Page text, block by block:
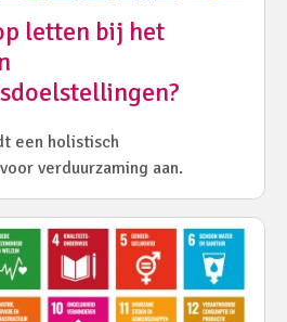
letten bij het
een holistisch
verduurzaming aan.